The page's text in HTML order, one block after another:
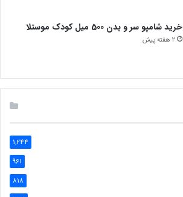
خرید شامپو سر و بدن 500 میل کودک موستلا
2 هفته پیش
1,244
961
818